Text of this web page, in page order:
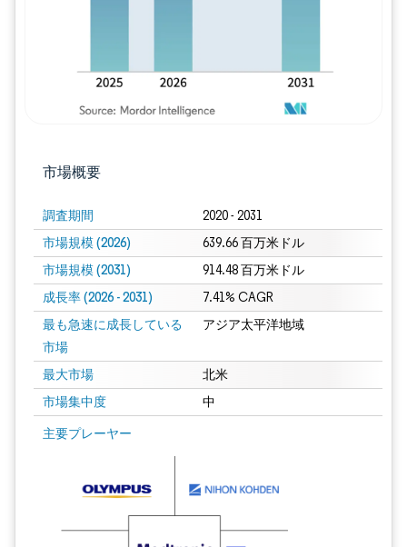
市場概要
調査期間 2020 - 2031
市場規模 (2026) 639.66 百万米ドル
市場規模 (2031) 914.48 百万米ドル
成長率 (2026 - 2031) 7.41% CAGR
最も急速に成長している
市場
アジア太平洋地域
最大市場 北米
市場集中度 中
主要プレーヤー
画像 © Mordor Intelligence。再利用にはCC BY 4.0の表示が必要です。